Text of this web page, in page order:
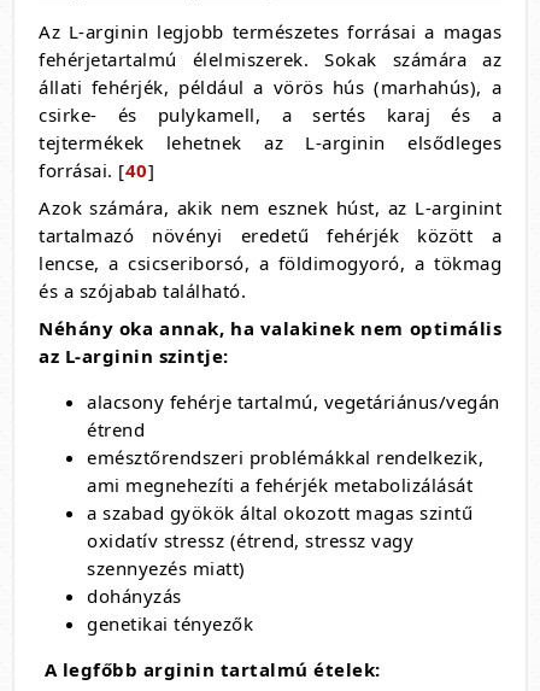
Az L-arginin legjobb természetes forrásai a magas
fehérjetartalmú élelmiszerek. Sokak számára az
állati fehérjék, például a vörös hús (marhahús), a
csirke- és pulykamell, a sertés karaj és a
tejtermékek lehetnek az L-arginin elsődleges
forrásai. [40]
Azok számára, akik nem esznek húst, az L-arginint
tartalmazó növényi eredetű fehérjék között a
lencse, a csicseriborsó, a földimogyoró, a tökmag
és a szójabab található.
Néhány oka annak, ha valakinek nem optimális
az L-arginin szintje:
alacsony fehérje tartalmú, vegetáriánus/vegán
étrend
emésztőrendszeri problémákkal rendelkezik,
ami megnehezíti a fehérjék metabolizálását
a szabad gyökök által okozott magas szintű
oxidatív stressz (étrend, stressz vagy
szennyezés miatt)
dohányzás
genetikai tényezők
A legfőbb arginin tartalmú ételek: